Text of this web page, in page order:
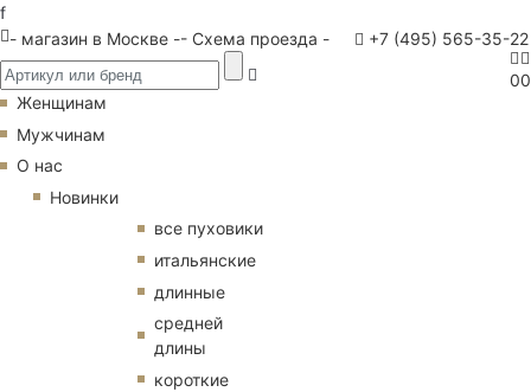
f
- магазин в Москве -- Схема проезда - +7 (495) 565-35-22
00
Женщинам
Мужчинам
О нас
Новинки
все пуховики
итальянские
длинные
средней
длины
короткие